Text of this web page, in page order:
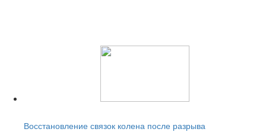
Восстановление связок колена после разрыва